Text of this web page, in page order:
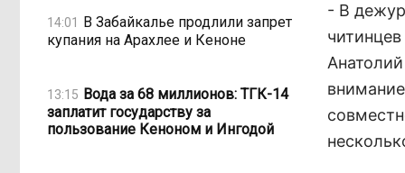
14:01 В Забайкалье продлили запрет
купания на Арахлее и Кеноне
13:15 Вода за 68 миллионов: ТГК-14
заплатит государству за
пользование Кеноном и Ингодой
- В